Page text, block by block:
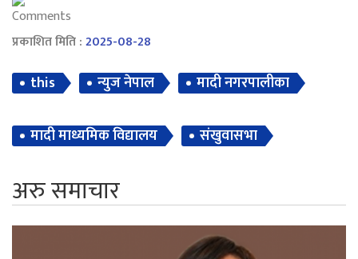
Comments
प्रकाशित मिति :2025-08-28
this न्युज नेपाल मादी नगरपालीका
मादी माध्यमिक विद्यालय संखुवासभा
अरु समाचार